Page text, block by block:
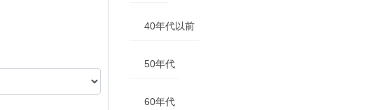
40年代以前
50年代
60年代